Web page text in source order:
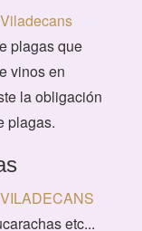
plagas que
vinos en
la obligación
plagas.
etc...